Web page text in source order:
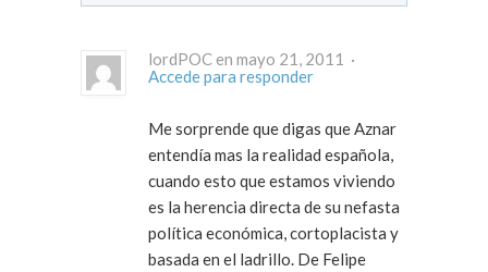
lordPOC en mayo 21, 2011 ·
Accede para responder
Me sorprende que digas que Aznar
entendía mas la realidad española,
cuando esto que estamos viviendo
es la herencia directa de su nefasta
política económica, cortoplacista y
basada en el ladrillo. De Felipe